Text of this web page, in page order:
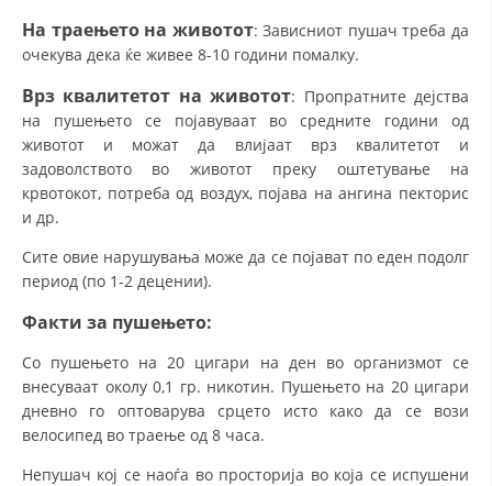
На траењето на животот: Зависниот пушач треба да
очекува дека ќе живее 8-10 години помалку.
Врз квалитетот на животот: Пропратните дејства
на пушењето се појавуваат во средните години од
животот и можат да влијаат врз квалитетот и
задоволството во животот преку оштетување на
крвотокот, потреба од воздух, појава на ангина пекторис
и др.
Сите овие нарушувања може да се појават по еден подолг
период (по 1-2 децении).
Факти за пушењето:
Со пушењето на 20 цигари на ден во организмот се
внесуваат околу 0,1 гр. никотин. Пушењето на 20 цигари
дневно го оптоварува срцето исто како да се вози
велосипед во траење од 8 часа.
Непушач кој се наоѓа во просторија во која се испушени